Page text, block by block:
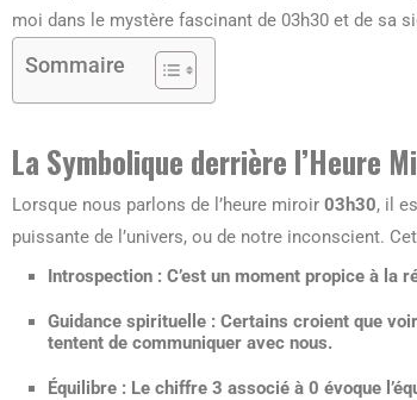
moi dans le mystère fascinant de 03h30 et de sa
Sommaire
La Symbolique derrière l’Heure
Lorsque nous parlons de l’heure miroir 03h30, il
puissante de l’univers, ou de notre inconscient.
Introspection : C’est un moment propice à la
Guidance spirituelle : Certains croient que
tentent de communiquer avec nous.
Équilibre : Le chiffre 3 associé à 0 évoque